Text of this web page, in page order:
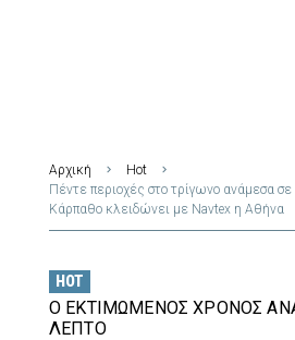
Αρχική
Hot
Πέντε περιοχές στο τρίγωνο ανάμεσα σε
Κάρπαθο κλειδώνει με Navtex η Αθήνα
HOT
Ο ΕΚΤΙΜΏΜΕΝΟΣ ΧΡΌΝΟΣ
ΛΕΠΤΌ